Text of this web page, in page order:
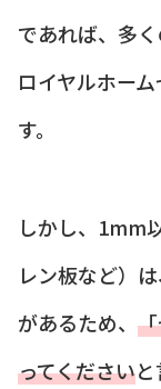
であれば、多
ロイヤルホー
す。
しかし、1mm
レン板など）
があるため、
ってください